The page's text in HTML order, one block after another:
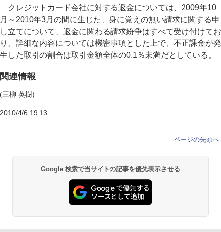
クレジットカード会社に対する返金については、2009年10
月～2010年3月の間に生じた、身に覚えの無い請求に関する申
し立てについて、返金に関わる請求紛争はすべて受け付けてお
り、詳細な内容については機密事項とした上で、不正課金が発
生した取引の割合は取引金額全体の0.1％未満だとしている。
関連情報
(三柳 英樹)
2010/4/6 19:13
-ページの先頭へ-
Google 検索で当サイトの記事を優先表示させる